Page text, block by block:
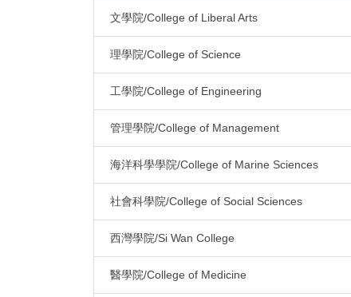
文學院/College of Liberal Arts
理學院/College of Science
工學院/College of Engineering
管理學院/College of Management
海洋科學學院/College of Marine Sciences
社會科學院/College of Social Sciences
西灣學院/Si Wan College
醫學院/College of Medicine